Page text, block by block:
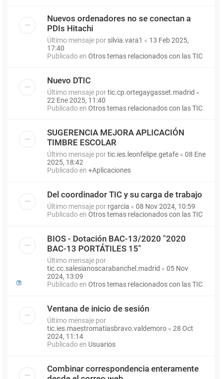
Nuevos ordenadores no se conectan a
PDIs Hitachi
Último mensaje por silvia.vara1 « 13 Feb 2025,
17:40
Publicado en Otros temas relacionados con las TIC
Nuevo DTIC
Último mensaje portic.cp.ortegaygasset.madrid «
22 Ene 2025, 11:40
Publicado en Otros temas relacionados con las TIC
SUGERENCIA MEJORA APLICACIÓN
TIMBRE ESCOLAR
Último mensaje portic.ies.leonfelipe.getafe « 08 Ene
2025, 18:42
Publicado en +Aplicaciones
Del coordinador TIC y su carga de trabajo
Último mensaje por rgarcia « 08 Nov 2024, 10:59
Publicado en Otros temas relacionados con las TIC
BIOS - Dotación BAC-13/2020 "2020
BAC-13 PORTÁTILES 15"
Último mensaje por
tic.cc.salesianoscarabanchel.madrid « 05 Nov
2024, 13:09
Publicado en Otros temas relacionados con las TIC
Ventana de inicio de sesión
Último mensaje por
tic.ies.maestromatiasbravo.valdemoro « 28 Oct
2024, 11:14
Publicado en Usuarios
Combinar correspondencia enteramente